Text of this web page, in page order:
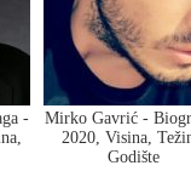
-
Mirko Gavrić -
2020, Visina,
Godište